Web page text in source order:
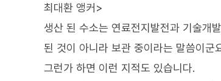
최대환 앵커>
생산 된 수소는 연료전지발전과 기술개
된 것이 아니라 보관 중이라는 말씀이군
그런가 하면 이런 지적도 있습니다.